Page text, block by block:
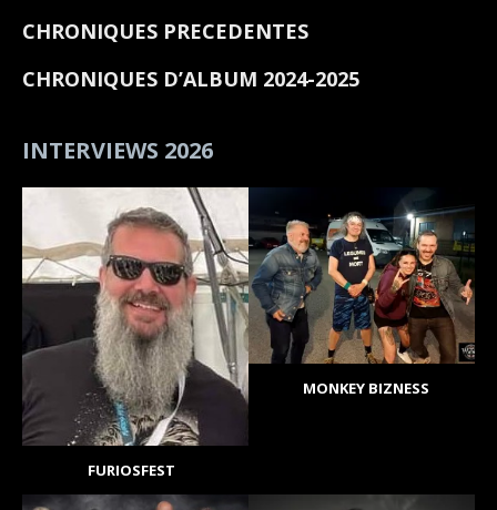
CHRONIQUES PRECEDENTES
CHRONIQUES D’ALBUM 2024-2025
INTERVIEWS 2026
FURIOSFEST
MONKEY BIZNESS